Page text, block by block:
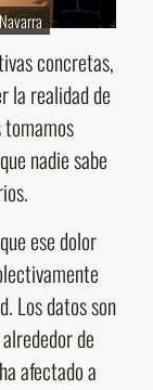
concretas,
la realidad de
nadie sabe
ese dolor
Los datos son
de
afectado a